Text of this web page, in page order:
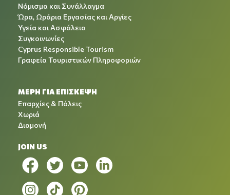
Νόμισμα και Συνάλλαγμα
Ώρα, Ωράρια Εργασίας και Αργίες
Υγεία και Ασφάλεια
Συγκοινωνίες
Cyprus Responsible Tourism
Γραφεία Τουριστικών Πληροφοριών
ΜΕΡΗ ΓΙΑ ΕΠΙΣΚΕΨΗ
Επαρχίες & Πόλεις
Χωριά
Διαμονή
JOIN US